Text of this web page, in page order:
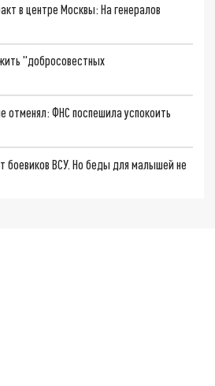
в центре Москвы: На генералов
"добросовестных
отменял: ФНС поспешила успокоить
боевиков ВСУ. Но беды для малышей не